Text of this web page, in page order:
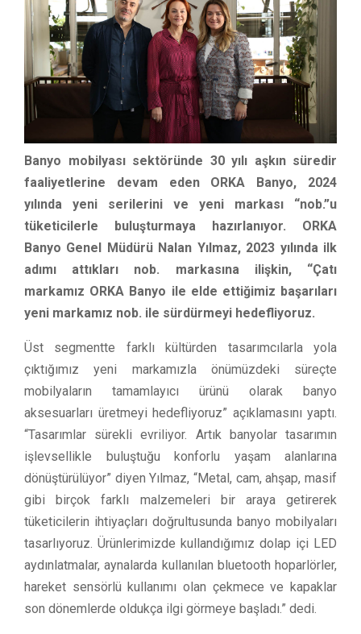
Banyo mobilyası sektöründe 30 yılı aşkın süredir
faaliyetlerine devam eden ORKA Banyo, 2024
yılında yeni serilerini ve yeni markası “nob.”u
tüketicilerle buluşturmaya hazırlanıyor. ORKA
Banyo Genel Müdürü Nalan Yılmaz, 2023 yılında ilk
adımı attıkları nob. markasına ilişkin, “Çatı
markamız ORKA Banyo ile elde ettiğimiz başarıları
yeni markamız nob. ile sürdürmeyi hedefliyoruz.
Üst segmentte farklı kültürden tasarımcılarla yola
çıktığımız yeni markamızla önümüzdeki süreçte
mobilyaların tamamlayıcı ürünü olarak banyo
aksesuarları üretmeyi hedefliyoruz” açıklamasını yaptı.
“Tasarımlar sürekli evriliyor. Artık banyolar tasarımın
işlevsellikle buluştuğu konforlu yaşam alanlarına
dönüştürülüyor” diyen Yılmaz, “Metal, cam, ahşap, masif
gibi birçok farklı malzemeleri bir araya getirerek
tüketicilerin ihtiyaçları doğrultusunda banyo mobilyaları
tasarlıyoruz. Ürünlerimizde kullandığımız dolap içi LED
aydınlatmalar, aynalarda kullanılan bluetooth hoparlörler,
hareket sensörlü kullanımı olan çekmece ve kapaklar
son dönemlerde oldukça ilgi görmeye başladı.” dedi.